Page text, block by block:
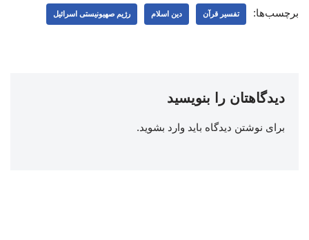
برچسب‌ها: تفسیر قرآن دین اسلام رژیم صهیونیستی اسرائیل
دیدگاهتان را بنویسید
برای نوشتن دیدگاه باید وارد بشوید.